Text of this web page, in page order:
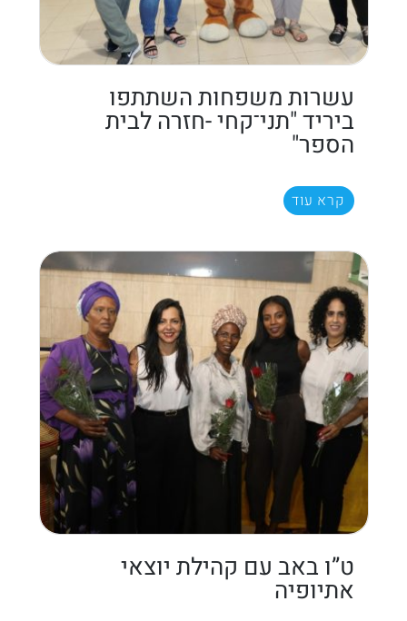
עשרות משפחות השתתפו
ביריד "תני־קחי -חזרה לבית
הספר"
קרא עוד
ט”ו באב עם קהילת יוצאי
אתיופיה